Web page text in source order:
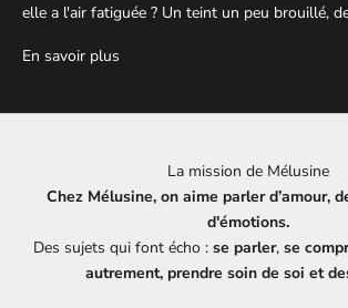
elle a l'air fatiguée ? Un teint un peu brouillé,
En savoir plus
La mission de Mélusine
Chez Mélusine, on aime parler d’amour,
d'émotions.
Des sujets qui font écho : se parler, se
autrement, prendre soin de soi et